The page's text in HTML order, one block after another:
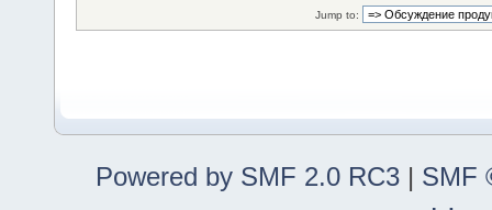
Jump to:
Powered by SMF 2.0 RC3 | SMF